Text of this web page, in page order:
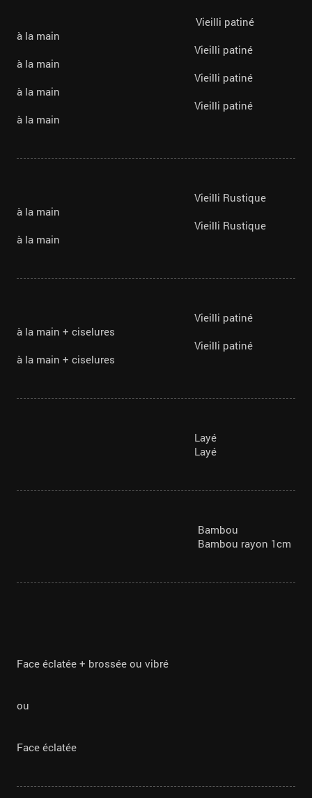
Vieilli patiné
à la main
Vieilli patiné
à la main
Vieilli patiné
à la main
Vieilli patiné
à la main
Vieilli Rustique
à la main
Vieilli Rustique
à la main
Vieilli patiné
à la main + ciselures
Vieilli patiné
à la main + ciselures
Layé
Layé
Bambou
Bambou rayon 1cm
Face éclatée + brossée ou vibré
ou
Face éclatée